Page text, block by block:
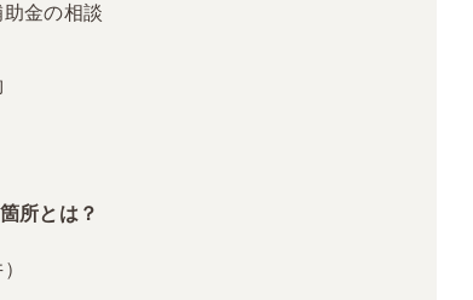
金の相談
所とは？